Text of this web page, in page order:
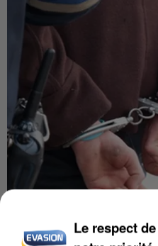
L’UN DES
Le respect